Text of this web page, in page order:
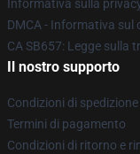
Informativa sulla
DMCA - Informativa sul
CA SB657: Legge sulla
Il nostro supporto
Condizioni di
Termini di pagamento
Condizioni di ritorno e